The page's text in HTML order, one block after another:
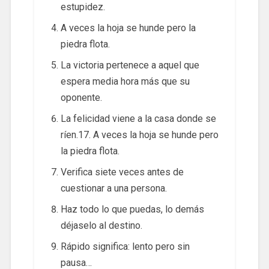
estupidez.
A veces la hoja se hunde pero la
piedra flota.
La victoria pertenece a aquel que
espera media hora más que su
oponente.
La felicidad viene a la casa donde se
ríen.17. A veces la hoja se hunde pero
la piedra flota.
Verifica siete veces antes de
cuestionar a una persona.
Haz todo lo que puedas, lo demás
déjaselo al destino.
Rápido significa: lento pero sin
pausa…